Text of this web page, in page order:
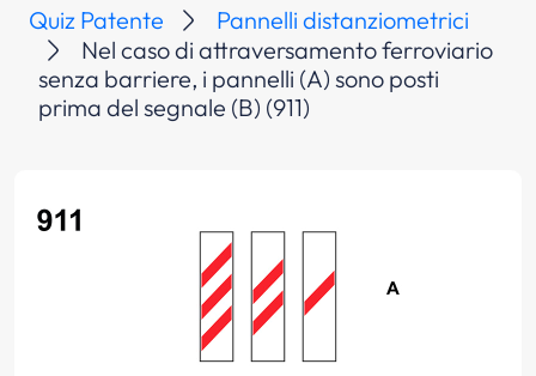
Quiz Patente
Pannelli distanziometrici
Nel caso di attraversamento ferroviario
senza barriere, i pannelli (A) sono posti
prima del segnale (B) (911)